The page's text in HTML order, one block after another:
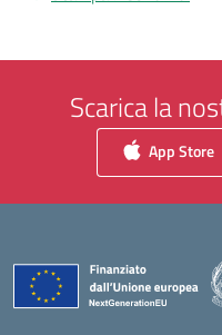
Scarica la
App Store